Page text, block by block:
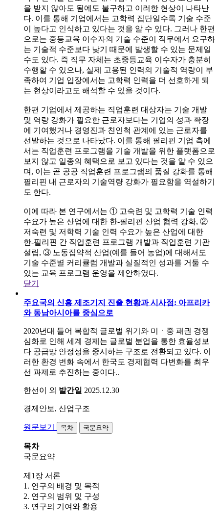
을 받지 않아도 됨에도 불구하고 이러한 현상이 나타난
다. 이를 통해 기업에서는 고학력 집단일수록 기술 수준
이 높다고 인식하고 있다는 것을 알 수 있다. 그러나 한편
으로는 중등교육 이수자의 기술 수준이 직무에서 요구하
는 기술적 수준보다 낮기 때문에 발생할 수 있는 문제일
수도 있다. 즉 직무 자체는 초중등교육 이수자가 충분히
수행할 수 있으나, 실제 고용된 인력의 기술적 역량이 부
족하여 기업 입장에서는 고학력 인력을 더 선호하게 되
는 현상이라고도 해석할 수 있을 것이다.
한편 기업에서 제공하는 직업훈련 대상자는 기술 개발
및 역량 강화가 필요한 근로자보다는 기업의 성과 확장
에 기여했거나 경영진과 친인척 관계에 있는 근로자를
선발하는 것으로 나타났다. 이를 통해 필리핀 기업 측에
서는 직업훈련 프로그램을 기술 개발을 위한 플랫폼으로
보지 않고 일종의 혜택으로 보고 있다는 것을 알 수 있으
며, 이는 곧 공공 직업훈련 프로그램의 품질 강화를 통해
필리핀 내 근로자의 기술역량 강화가 필요함을 역설하기
도 한다.
이에 따라 본 연구에서는 ① 고숙련 및 고학력 기술 인력
수요가 높은 산업에 대한 한-필리핀 산업 협력 강화, ②
저숙련 및 저학력 기술 인력 수요가 높은 산업에 대한
한-필리핀 간 직업훈련 프로그램 개발과 직업훈련 기관
설립, ③ 노동집약적 산업(예를 들어 농업)에 대해서도
기술 수준별 커리큘럼 개발과 실질적인 성과를 거둘 수
있는 교육 프로그램 운영을 제안하였다.
닫기
주요국의 신흥 제조기지 진출 현황과 시사점: 아프리카
와 동남아시아를 중심으로
2020년대 들어 복합적 글로벌 위기와 미ㆍ중 패권 경쟁
심화로 인해 세계 경제는 글로벌 분업을 통한 효율성보
다 공급망 안정성을 중시하는 구조로 전환되고 있다. 이
러한 환경 변화 속에서 한국도 경제협력 다변화를 최우
선 과제로 추진하는 중이다..
한선이 외 발간일 2025.12.30
경제안보, 산업구조
원문보기 목차 국문요약
목차
국문요약
제1장 서론
1. 연구의 배경 및 목적
2. 연구의 범위 및 구성
3. 연구의 기여와 활용